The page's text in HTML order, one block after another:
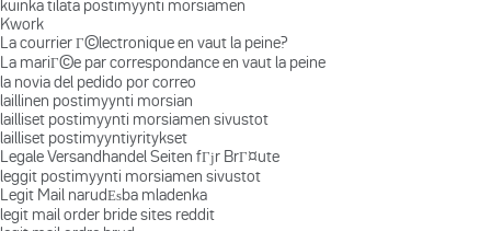
kuinka tilata postimyynti morsiamen
Kwork
La courrier Г©lectronique en vaut la peine?
La mariГ©e par correspondance en vaut la peine
la novia del pedido por correo
laillinen postimyynti morsian
lailliset postimyynti morsiamen sivustot
lailliset postimyyntiyritykset
Legale Versandhandel Seiten fГјr BrГ¤ute
leggit postimyynti morsiamen sivustot
Legit Mail narudЕѕba mladenka
legit mail order bride sites reddit